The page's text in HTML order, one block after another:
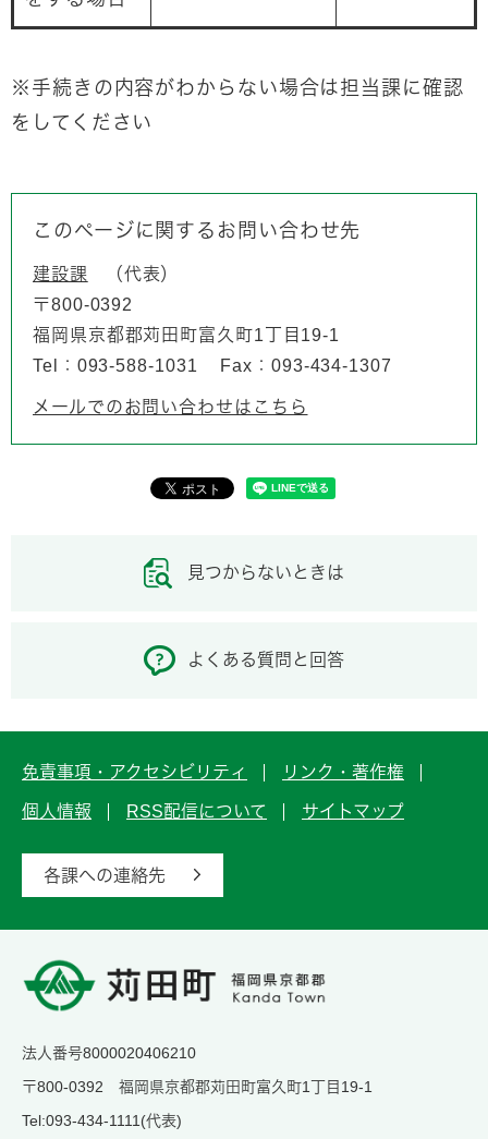
※手続きの内容がわからない場合は担当課に確認
をしてください
このページに関するお問い合わせ先
建設課
代表
〒800-0392
福岡県京都郡苅田町富久町1丁目19-1
Tel：093-588-1031
Fax：093-434-1307
メールでのお問い合わせはこちら
見つからないときは
よくある質問と回答
免責事項・アクセシビリティ リンク・著作権
個人情報 RSS配信について サイトマップ
各課への連絡先
法人番号8000020406210
〒800-0392 福岡県京都郡苅田町富久町1丁目19-1
Tel:093-434-1111(代表)